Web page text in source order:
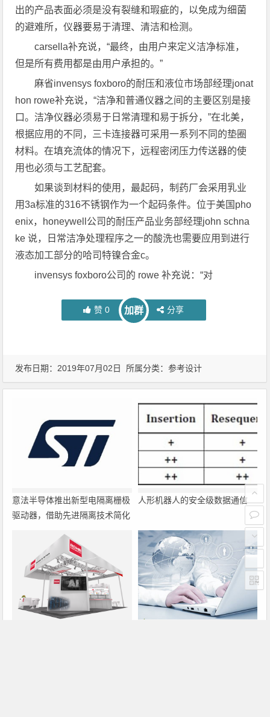
出的产品表面必须是没有裂缝和瑕疵的，以免成为细菌
的避难所，仪器要易于清理、清洁和检测。
carsella补充说，“最终，由用户来定义洁净标准，
但是所有费用都是由用户承担的。”
麻省invensys foxboro的耐压和液位市场部经理jonat
hon rowe补充说，“洁净和普通仪器之间的主要区别是接
口。洁净仪器必须易于日常清理和易于拆分，”在北美，
根据应用的不同，三卡连接器可采用一系列不同的垫圈
材料。在填充流体的情况下，远程密闭压力传送器的使
用也必须与工艺配套。
如果谈到材料的使用，最起码，制药厂会采用乳业
用3a标准的316不锈钢作为一个起码条件。位于美国pho
enix，honeywell公司的耐压产品业务部经理john schna
ke 说，日常洁净处理程序之一的酸洗也需要应用到进行
液态加工部分的哈司特镍合金c。
invensys foxboro公司的 rowe 补充说：“对
赞 0 加群 分享
发布日期：2019年07月02日 所属分类：参考设计
意法半导体推出新型电隔离栅极
驱动器，借助先进隔离技术简化
人形机器人的安全级数据通信